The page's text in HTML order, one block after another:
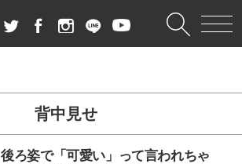
背中見せ
後ろ姿で「可愛い」って言われちゃ